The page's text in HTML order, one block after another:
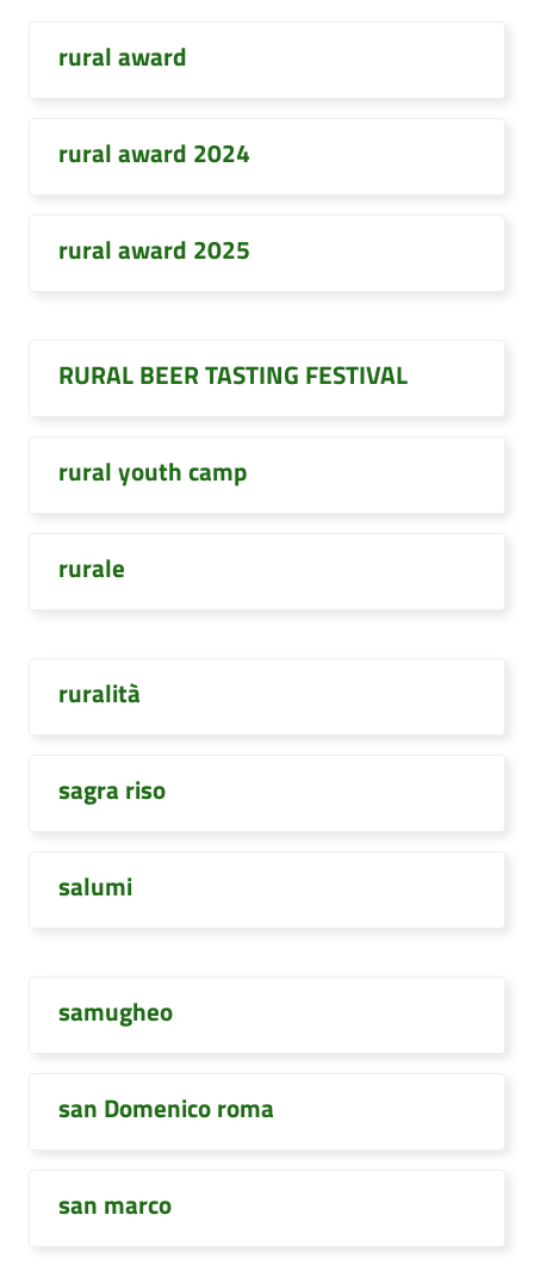
rural award
rural award 2024
rural award 2025
RURAL BEER TASTING FESTIVAL
rural youth camp
rurale
ruralità
sagra riso
salumi
samugheo
san Domenico roma
san marco